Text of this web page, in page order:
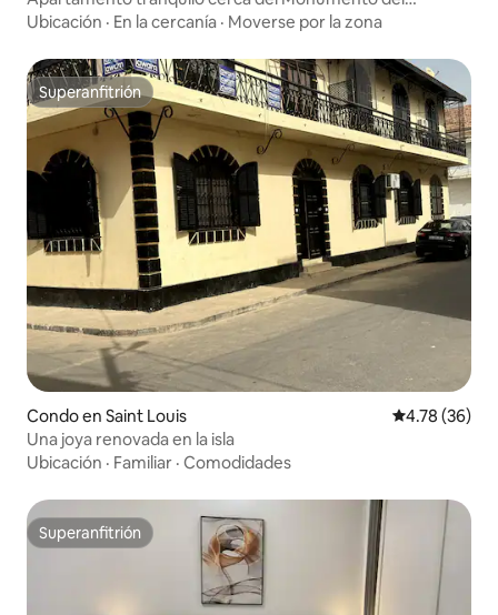
Renacimiento
Ubicación · En la cercanía · Moverse por la zona
Superanfitrión
Superanfitrión
Condo en Saint Louis Calificación
4.78 (36)
Una joya renovada en la isla
Ubicación · Familiar · Comodidades
Superanfitrión
Superanfitrión